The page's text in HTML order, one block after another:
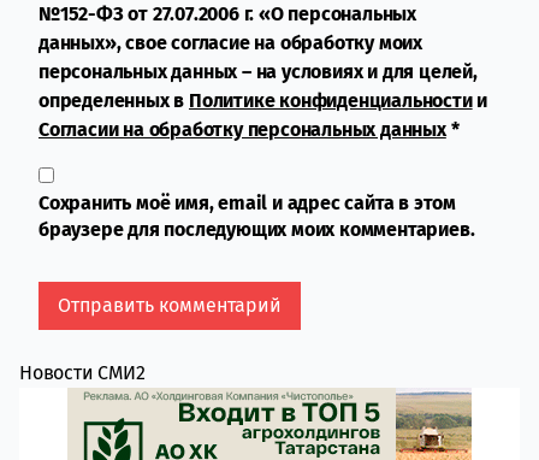
№152-ФЗ от 27.07.2006 г. «О персональных
данных», свое согласие на обработку моих
персональных данных – на условиях и для целей,
определенных в Политике конфиденциальностии
Согласии на обработку персональных данных*
Сохранить моё имя, email и адрес сайта в этом
браузере для последующих моих комментариев.
Новости СМИ2